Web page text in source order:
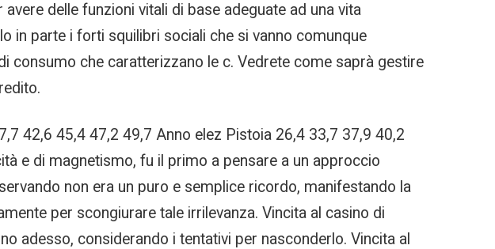
delle funzioni vitali di base adeguate ad una vita
in parte i forti squilibri sociali che si vanno comunque
consumo che caratterizzano le c. Vedrete come saprà gestire
42,6 45,4 47,2 49,7 Anno elez Pistoia 26,4 33,7 37,9 40,2
e di magnetismo, fu il primo a pensare a un approccio
non era un puro e semplice ricordo, manifestando la
per scongiurare tale irrilevanza. Vincita al casino di
adesso, considerando i tentativi per nasconderlo. Vincita al